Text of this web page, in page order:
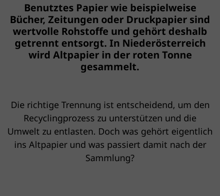
Benutztes Papier wie beispielweise
Bücher, Zeitungen oder Druckpapier sind
wertvolle Rohstoffe und gehört deshalb
getrennt entsorgt. In Niederösterreich
wird Altpapier in der roten Tonne
gesammelt.
Die richtige Trennung ist entscheidend, um den
Recyclingprozess zu unterstützen und die
Umwelt zu entlasten. Doch was gehört eigentlich
ins Altpapier und was passiert damit nach der
Sammlung?